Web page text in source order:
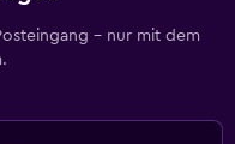
– nur mit dem